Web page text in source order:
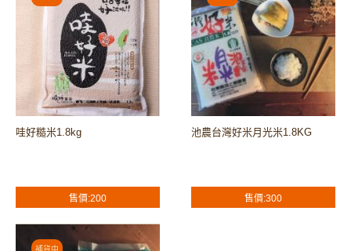
哇好糙米1.8kg
售價:200
池農台灣好米月光米1.8KG
售價:300